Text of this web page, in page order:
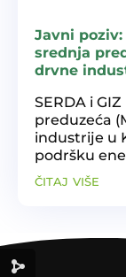
Javni poziv:
srednja
drvne
SERDA i
preduzeća
industrije u
podršku
regionalna
je Javni
čitaj više